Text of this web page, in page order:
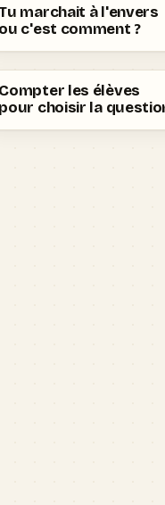
marchait à l'envers
ou c'est comment ?
Compter les élèves
pour choisir la